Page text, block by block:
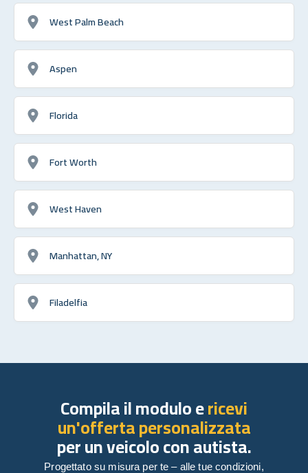
West Palm Beach
Aspen
Florida
Fort Worth
West Haven
Manhattan, NY
Filadelfia
Compila il modulo ericevi
un'offerta personalizzata
per un veicolo con autista.
Progettato su misura per te – alle tue condizioni,